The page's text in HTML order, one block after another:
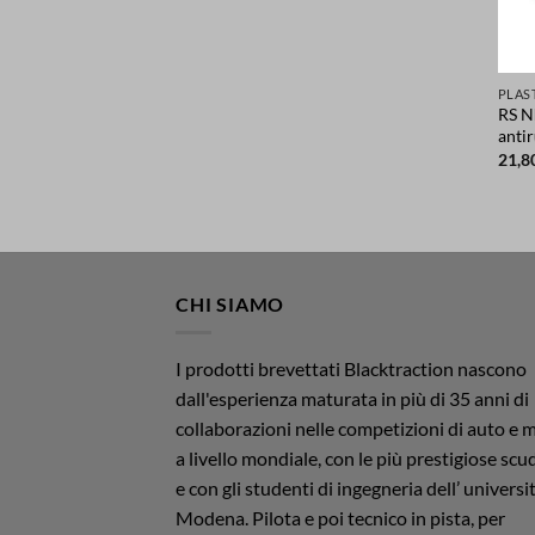
RS
CHI SIAMO
I prodotti brevettati Blacktraction nascono
dall'esperienza maturata in più di 35 anni di
collaborazioni nelle competizioni di auto e
a livello mondiale, con le più prestigiose
e con gli studenti di ingegneria dell’
Modena. Pilota e poi tecnico in pista, per